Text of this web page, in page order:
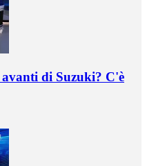
di Suzuki? C'è